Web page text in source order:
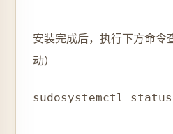
安装完成后，执行下方命
动）
sudosystemctl